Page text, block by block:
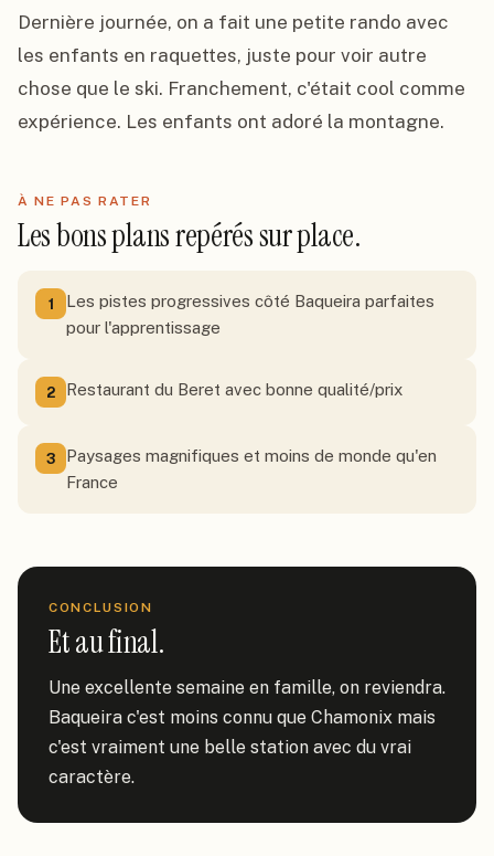
Dernière journée, on a fait une petite rando avec
les enfants en raquettes, juste pour voir autre
chose que le ski. Franchement, c'était cool comme
expérience. Les enfants ont adoré la montagne.
À NE PAS RATER
Les bons plans repérés sur place.
1
Les pistes progressives côté Baqueira parfaites
pour l'apprentissage
2 Restaurant du Beret avec bonne qualité/prix
3
Paysages magnifiques et moins de monde qu'en
France
CONCLUSION
Et au final.
Une excellente semaine en famille, on reviendra.
Baqueira c'est moins connu que Chamonix mais
c'est vraiment une belle station avec du vrai
caractère.